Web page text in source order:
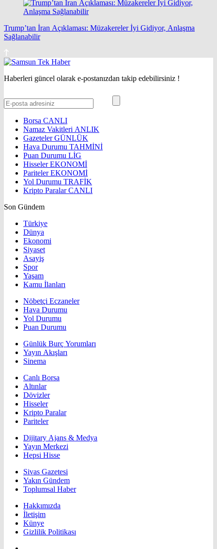
Trump’tan İran Açıklaması: Müzakereler İyi Gidiyor, Anlaşma
Sağlanabilir
Haberleri güncel olarak e-postanızdan takip edebilirsiniz !
Borsa CANLI
Namaz Vakitleri ANLIK
GazetelerGÜNLÜK
Hava Durumu TAHMİNİ
Puan Durumu LİG
HisselerEKONOMİ
ParitelerEKONOMİ
Yol Durumu TRAFİK
Kripto ParalarCANLI
Son Gündem
Türkiye
Dünya
Ekonomi
Siyaset
Asayiş
Spor
Yaşam
Kamu İlanları
Nöbetçi Eczaneler
Hava Durumu
Yol Durumu
Puan Durumu
Günlük Burç Yorumları
Yayın Akışları
Sinema
Canlı Borsa
Altınlar
Dövizler
Hisseler
Kripto Paralar
Pariteler
Dijitary Ajans & Medya
Yayın Merkezi
Hepsi Hisse
Sivas Gazetesi
Yakın Gündem
Toplumsal Haber
Hakkımızda
İletişim
Künye
Gizlilik Politikası